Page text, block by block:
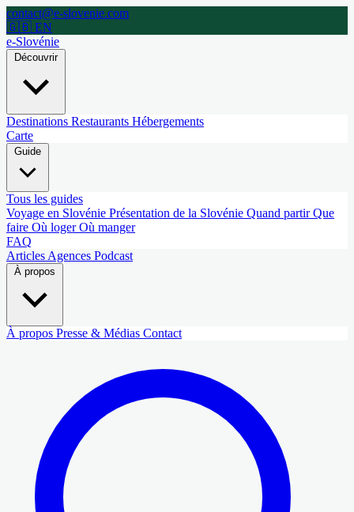
contact@e-slovenie.com
🇬🇧 EN
e-Slovénie
Découvrir
Destinations Restaurants Hébergements
Carte
Tous les guides
Voyage en Slovénie Présentation de la Slovénie Quand partirQue
faire Où logerOù manger
FAQ
Articles Agences Podcast
À propos Presse & Médias Contact